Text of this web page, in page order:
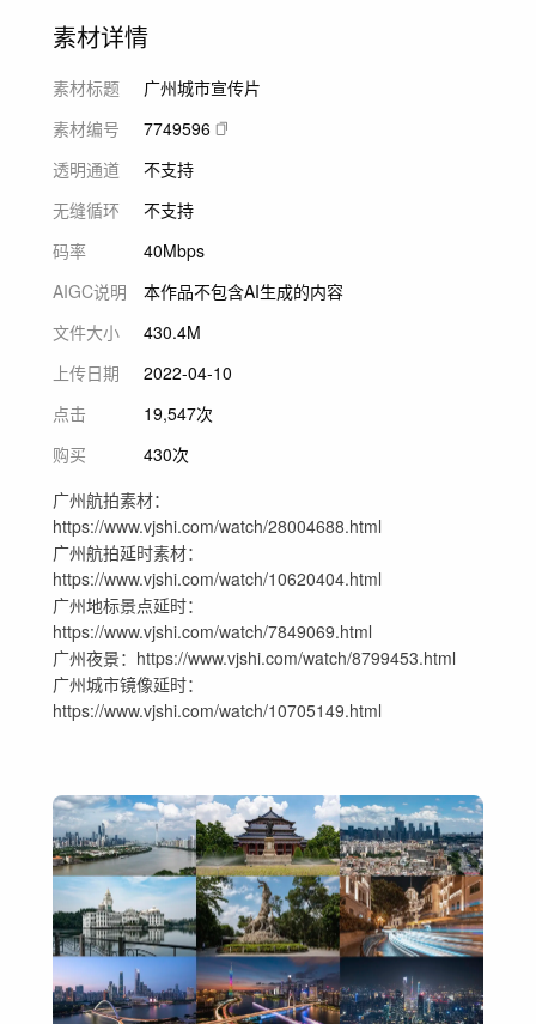
素材详情
素材标题
广州城市宣传片
素材编号
7749596
透明通道
不支持
无缝循环
不支持
码率
40Mbps
AIGC说明
本作品不包含AI生成的内容
文件大小
430.4M
上传日期
2022-04-10
点击
19,547次
购买
430次
广州航拍素材：
https://www.vjshi.com/watch/28004688.html
广州航拍延时素材：
https://www.vjshi.com/watch/10620404.html
广州地标景点延时：
https://www.vjshi.com/watch/7849069.html
广州夜景：https://www.vjshi.com/watch/8799453.html
广州城市镜像延时：
https://www.vjshi.com/watch/10705149.html